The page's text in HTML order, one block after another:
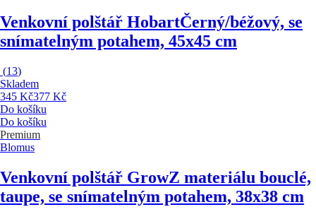
Venkovní polštář HobartČerný/béžový, se
snímatelným potahem, 45x45 cm
(13)
Skladem
345 Kč377 Kč
Do košíku
Do košíku
Premium
Blomus
Venkovní polštář GrowZ materiálu bouclé,
taupe, se snímatelným potahem, 38x38 cm